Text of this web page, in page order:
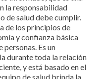
la responsabilidad
de salud debe cumplir.
de los principios de
y confianza básica
Es un
durante toda la relación
y está basado en el
de salud brinda la